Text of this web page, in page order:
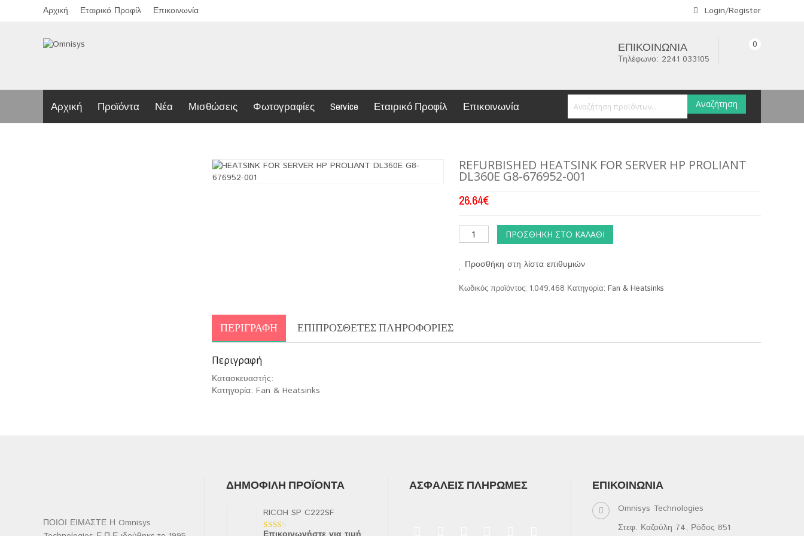
Αρχική Εταιρικό Προφίλ Επικοινωνία Login/Register
ΕΠΙΚΟΙΝΩΝΊΑ
Τηλέφωνο: 2241 033105
0
Αρχική Προϊόντα Νέα Μισθώσεις Φωτογραφίες Service Εταιρικό Προφίλ Επικοινωνία Αναζήτηση
REFURBISHED HEATSINK FOR SERVER HP PROLIANT
DL360E G8-676952-001
26.64€
ΠΡΟΣΘΉΚΗ ΣΤΟ ΚΑΛΆΘΙ
Προσθήκη στη λίστα επιθυμιών
Κωδικός προϊόντος: 1.049.468 Κατηγορία:Fan & Heatsinks
ΠΕΡΙΓΡΑΦΉ ΕΠΙΠΡΌΣΘΕΤΕΣ ΠΛΗΡΟΦΟΡΊΕΣ
Περιγραφή
Κατασκευαστής:
Κατηγορία: Fan & Heatsinks
ΠΟΙΟΙ ΕΙΜΑΣΤΕ Η Omnisys
ΔΗΜΟΦΙΛΉ ΠΡΟΪΌΝΤΑ
RICOH SP C222SF
ΑΣΦΑΛΕΊΣ ΠΛΗΡΩΜΈΣ ΕΠΙΚΟΙΝΩΝΊΑ
Omnisys Technologies
Στεφ. Καζούλη 74, Ρόδος 851